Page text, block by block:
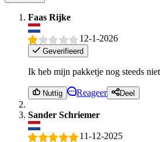
Faas Rijke
12-1-2026
Geverifieerd
Ik heb mijn pakketje nog steeds
Nuttig Reageer Deel
Sander Schriemer
11-12-2025